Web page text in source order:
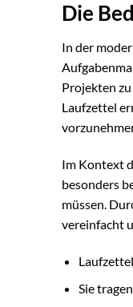
Die
In der
Projekten
Laufzettel
Im Kontext
besonders
müssen.
vereinfacht
Sie